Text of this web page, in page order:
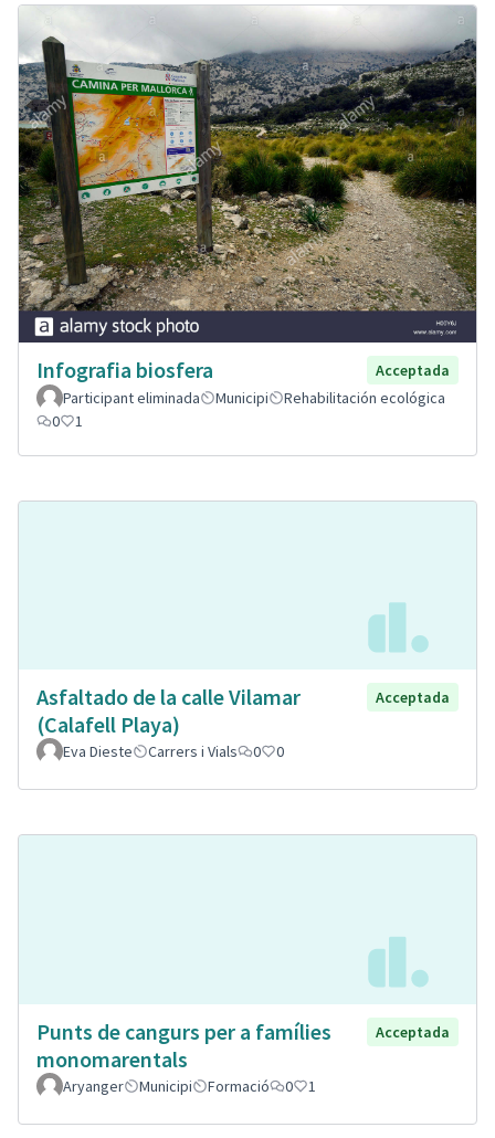
Infografia biosfera
Acceptada
Participant eliminada
Municipi
Rehabilitación ecológica
0
1
Asfaltado de la calle Vilamar
(Calafell Playa)
Acceptada
Eva Dieste Carrers i Vials 0 0
Punts de cangurs per a famílies
monomarentals
Acceptada
Aryanger Municipi Formació 0 1